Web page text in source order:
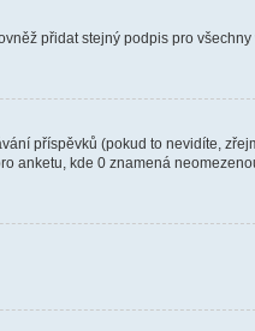
přidat stejný podpis pro
příspěvků (pokud to nevidíte,
anketu, kde 0 znamená